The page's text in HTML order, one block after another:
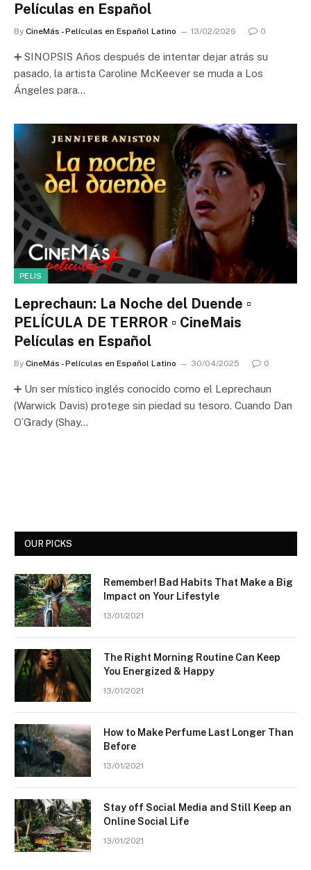
Películas en Español
By CineMás - Películas en Español Latino 13/02/2026 0
➕ SINOPSIS Años después de intentar dejar atrás su
pasado, la artista Caroline McKeever se muda a Los
Ángeles para…
PELIS
Leprechaun: La Noche del Duende ▫️
PELÍCULA DE TERROR ▫️ CineMais
Películas en Español
By CineMás - Películas en Español Latino 30/04/2025 0
➕ Un ser místico inglés conocido como el Leprechaun
(Warwick Davis) protege sin piedad su tesoro. Cuando Dan
O’Grady (Shay…
OUR PICKS
Remember! Bad Habits That Make a Big
Impact on Your Lifestyle
13/01/2021
The Right Morning Routine Can Keep
You Energized & Happy
13/01/2021
How to Make Perfume Last Longer Than
Before
13/01/2021
Stay off Social Media and Still Keep an
Online Social Life
13/01/2021